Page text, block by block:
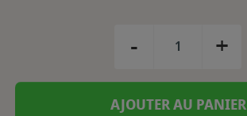
- +
AJOUTER AU PANIER